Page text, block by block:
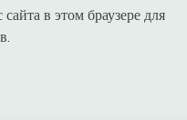
в этом браузере для